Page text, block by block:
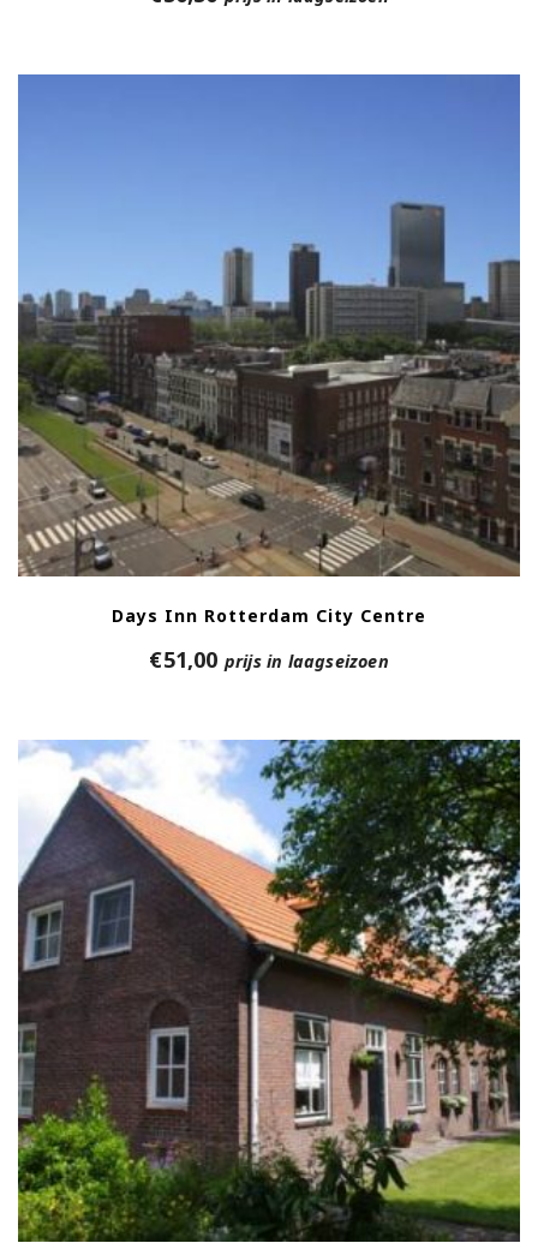
Days Inn Rotterdam City Centre
€51,00 prijs in laagseizoen